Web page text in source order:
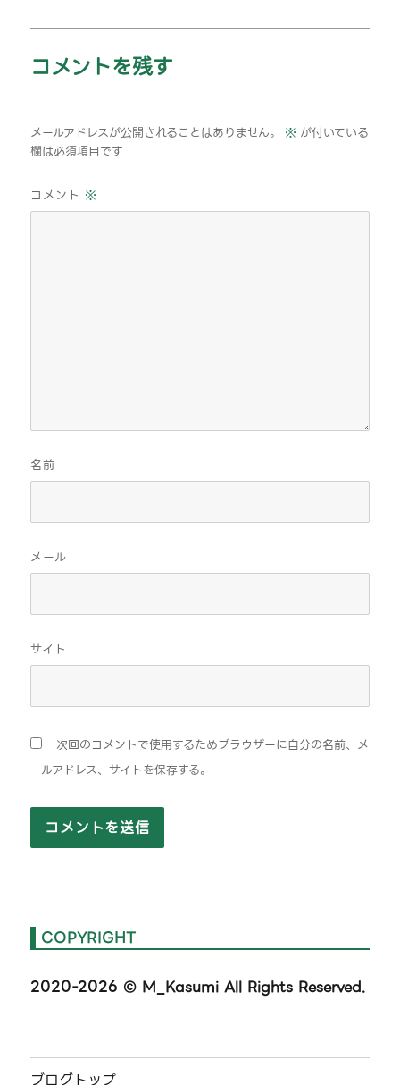
ン
コメントを残す
メールアドレスが公開されることはありません。 ※ が付いている
欄は必須項目です
コメント ※
名前
メール
サイト
次回のコメントで使用するためブラウザーに自分の名前、メ
ールアドレス、サイトを保存する。
COPYRIGHT
2020-2026 © M_Kasumi All Rights Reserved.
ブログトップ